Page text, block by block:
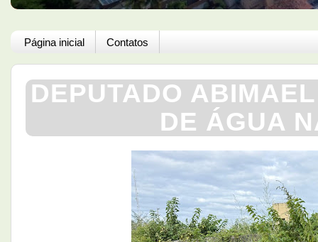
Página inicial Contatos
DEPUTADO
DE ÁGUA